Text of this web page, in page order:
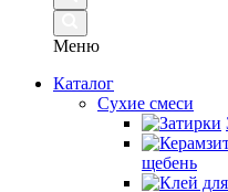
Меню
Каталог
Сухие смеси
щебень